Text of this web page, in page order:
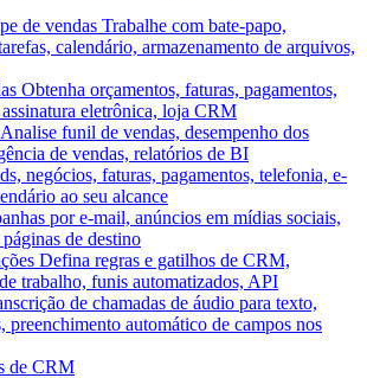
de vendas Trabalhe com bate-papo,
calendário, armazenamento de arquivos,
Obtenha orçamentos, faturas, pagamentos,
eletrônica, loja CRM
Analise funil de vendas, desempenho dos
de vendas, relatórios de BI
negócios, faturas, pagamentos, telefonia, e-
ao seu alcance
por e-mail, anúncios em mídias sociais,
de destino
Defina regras e gatilhos de CRM,
trabalho, funis automatizados, API
de chamadas de áudio para texto,
preenchimento automático de campos nos
de CRM